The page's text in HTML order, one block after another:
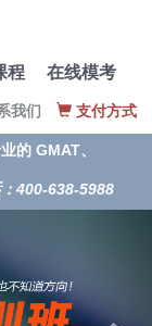
程 在线模考
我们 支付方式
的 GMAT、
400-638-5988